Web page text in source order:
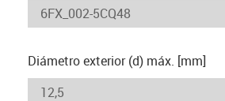
Diámetro exterior (d) máx. [mm]